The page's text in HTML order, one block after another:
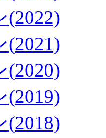
(2022)
(2021)
(2020)
(2019)
(2018)